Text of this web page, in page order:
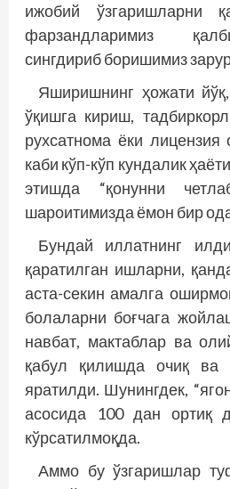
ижобий ўзгаришларни
фарзандларимиз
сингдириб боришимиз
Яширишнинг ҳожати
ўқишга кириш,
рухсатнома ёки
каби кўп-кўп кундалик
этишда “қонунни
шароитимизда ёмон бир
Бундай иллатнинг
қаратилган ишларни,
аста-секин амалга
болаларни боғчага
навбат, мактаблар ва
қабул қилишда очиқ ва
яратилди. Шунингдек,
асосида 100 дан ортиқ
кўрсатилмоқда.
Аммо бу ўзгаришлар